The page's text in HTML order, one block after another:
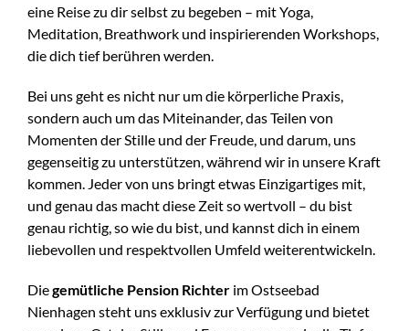
eine Reise zu dir selbst zu begeben – mit Yoga,
Meditation, Breathwork und inspirierenden Workshops,
die dich tief berühren werden.
Bei uns geht es nicht nur um die körperliche Praxis,
sondern auch um das Miteinander, das Teilen von
Momenten der Stille und der Freude, und darum, uns
gegenseitig zu unterstützen, während wir in unsere Kraft
kommen. Jeder von uns bringt etwas Einzigartiges mit,
und genau das macht diese Zeit so wertvoll – du bist
genau richtig, so wie du bist, und kannst dich in einem
liebevollen und respektvollen Umfeld weiterentwickeln.
Diegemütliche Pension Richter im Ostseebad
Nienhagen steht uns exklusiv zur Verfügung und bietet